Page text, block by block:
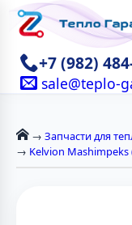
+7 (982)
sale@teplo-
→ Запчасти для
→ Kelvion Mashimpeks